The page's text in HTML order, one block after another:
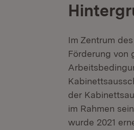
Im Zentrum
Förderung von
der
im Rahmen
wurde 2021